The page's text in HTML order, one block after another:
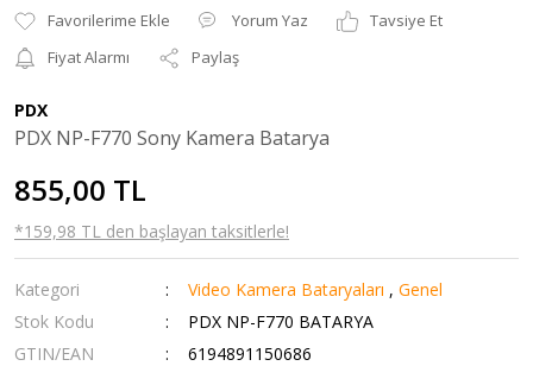
Yorum Yaz
Tavsiye Et
Fiyat Alarmı
Paylaş
PDX
PDX NP-F770 Sony Kamera Batarya
855,00 TL
*159,98 TL den başlayan taksitlerle!
Kategori Video Kamera Bataryaları ,Genel
Stok Kodu
PDX NP-F770 BATARYA
GTIN/EAN
6194891150686